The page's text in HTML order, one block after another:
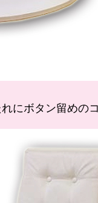
にボタン留めの